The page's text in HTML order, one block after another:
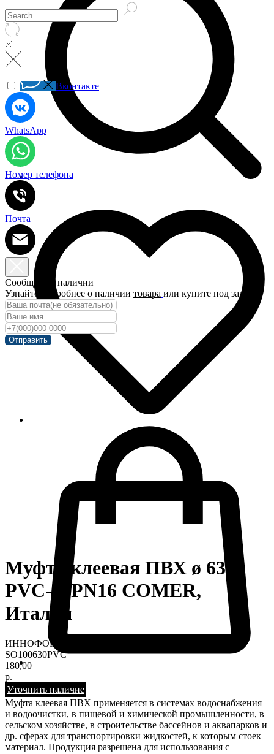
Вконтакте
WhatsApp
Номер телефона
Почта
Сообщить о наличии
Узнайте подробнее о наличии товара или купите под заказ!
Отправить
Муфта клеевая ПВХ ø 63
PVC-U PN16 COMER,
Италия
ИННОФОРМУЛА
SO100630PVC
180,00
р.
Уточнить наличие
Муфта клеевая ПВХ применяется в системах водоснабжения
и водоочистки, в пищевой и химической промышленности, в
сельском хозяйстве, в строительстве бассейнов и аквапарков и
др. сферах для транспортировки жидкостей, к которым стоек
материал. Продукция разрешена для использования с